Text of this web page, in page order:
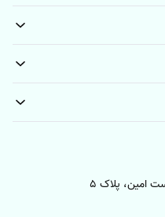
کاربردی‌تری هستند. اگر قصد
در اختیار شما قرار
و برنامه‌های تشریفاتی نیز قابل
درخواست خود ذکر کنید. درج
از ثبت نهایی
سرویس هزینه نهایی است.
امین، پلاک 5